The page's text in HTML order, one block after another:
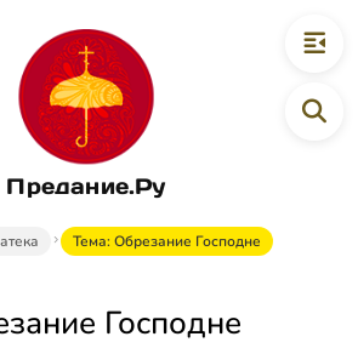
Предание.Ру
Тема: Обрезание Господне
Господне